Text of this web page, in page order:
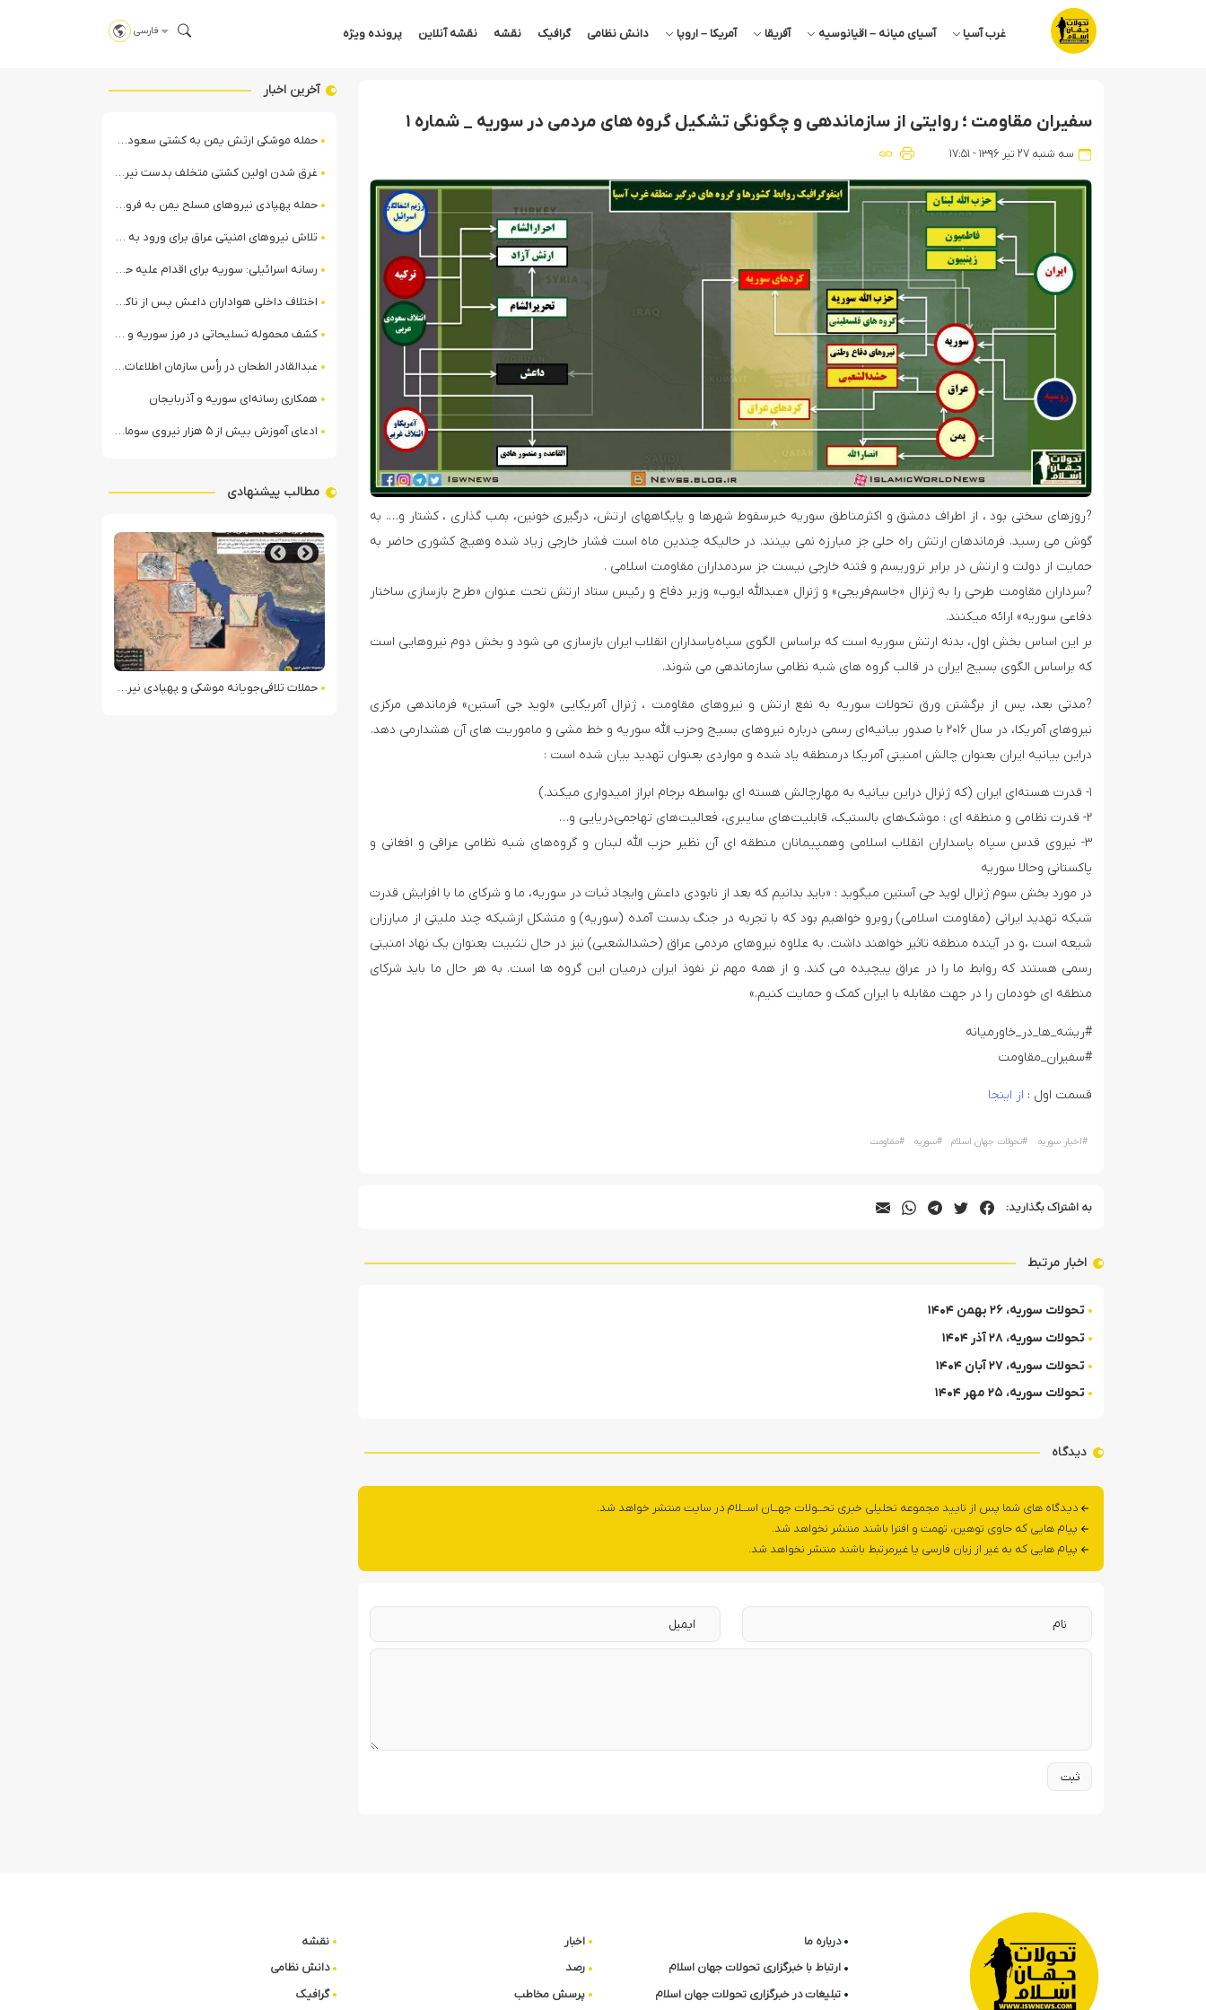
غرب آسیا آسیای میانه – اقیانوسیه آفریقا آمریکا – اروپا دانش نظامی گرافیک نقشه نقشه آنلاین پرونده ویژه فارسی
سفیران مقاومت ؛ روایتی از سازماندهی و چگونگی تشکیل گروه های مردمی در سوریه _ شماره ۱
سه شنبه ۲۷ تیر ۱۳۹۶ - ۱۷:۵۱
?روزهای سختی بود ، از اطراف دمشق و اکثرمناطق سوریه خبرسقوط شهرها و پایگاههای ارتش، درگیری خونین، بمب گذاری ، کشتار و…. به
گوش می رسید. فرماندهان ارتش راه حلی جز مبارزه نمی بینند. در حالیکه چندین ماه است فشار خارجی زیاد شده وهیچ کشوری حاضر به
حمایت از دولت و ارتش در برابر تروریسم و فتنه خارجی نیست جز سردمداران مقاومت اسلامی .
?سرداران مقاومت طرحی‌‌ را به ژنرال «جاسم‌فریجی» و ژنرال «عبد‌‌الله ایوب» وزیر د‌‌فاع و رئیس ستاد‌‌ ارتش تحت عنوان «طرح بازسازی ساختار
د‌‌فاعی سوریه» ارائه میکنند.
بر این اساس بخش اول، بدنه ارتش سوریه است که براساس الگوی سپاه‌پاسد‌‌اران انقلاب ایران بازسازی می شود‌‌ و بخش د‌‌وم نیروهایی است
که براساس الگوی بسیج ایران د‌‌ر قالب گروه های شبه نظامی سازماندهی می شوند. ‌‌
?مدتی بعد، پس از برگشتن ورق تحولات سوریه به نفع ارتش و نیروهای مقاومت ، ژنرال آمریکایی «لوید‌‌ جی آستین» فرماند‌‌هی مرکزی
نیروهای آمریکا، د‌‌ر سال ۲۰۱۶ با صد‌‌ور بیانیه‌‌ای رسمی‌ درباره نیروهای بسیج وحزب الله سوریه و خط مشی و ماموریت های آن هشد‌‌ارمی دهد.
دراین بیانیه ایران بعنوان چالش امنیتی آمریکا درمنطقه یاد شده و مواردی بعنوان تهدید بیان شده است :
۱- قدرت هسته‌‌ای‌‌ ایران (که ژنرال دراین بیانیه به مهارچالش هسته ای بواسطه برجام ابراز امیدواری میکند.)
۲- قدرت نظامی و منطقه ای : موشک‌های بالستیک، قابلیت‌های سایبری، فعالیت‌های تهاجمی‌د‌‌ریایی و…
۳- نیروی قد‌‌س سپاه پاسد‌‌اران انقلاب اسلا‌‌می وهمپیمانان منطقه ای آن نظیر حزب الله لبنان و گروه‌های شبه نظا‌‌می‌ عراقی و افغانی و
پاکستانی وحالا سوریه
در مورد بخش سوم ژنرال لوید جی آستین میگوید : «باید‌‌ بد‌‌انیم که بعد‌‌ از نابود‌‌ی د‌‌اعش و‌‌ایجاد‌‌ ثبات د‌‌ر سوریه، ما و شرکای ما با افزایش‌‌ قد‌‌رت
شبکه تهد‌‌ید ایرانی (مقاومت اسلامی) روبرو خواهیم بود‌‌ که با تجربه د‌‌ر جنگ بد‌‌ست آمد‌‌ه (سوریه) و متشکل ازشبکه چند‌‌ ملیتی از مبارزان
شیعه است ،و در آینده منطقه تاثیر خواهند داشت. به علاوه نیروهای مردمی عراق (حشدالشعبی) نیز در حال تثبیت بعنوان یک نهاد‌‌ امنیتی
رسمی‌ هستند که روابط ما را در عراق پیچیده می کند. و از همه مهم تر نفوذ ایران درمیان این گروه ها است. به هر حال ما باید شرکای
منطقه ای خودمان را در جهت مقابله با ایران کمک و حمایت کنیم.»
#ریشه_ها_در_خاورمیانه
#سفیران_مقاومت
قسمت اول : از اینجا
#اخبار سوریه #تحولات جهان اسلام #سوریه #مقاومت
به اشتراک بگذارید:
اخبار مرتبط
تحولات سوریه، ۲۶ بهمن ۱۴۰۴
تحولات سوریه، ۲۸ آذر ۱۴۰۴
تحولات سوریه، ۲۷ آبان ۱۴۰۴
تحولات سوریه، ۲۵ مهر ۱۴۰۴
دیدگاه
دیدگاه های شما پس از تایید مجموعه تحلیلی خبری تحــولات جهــان اســلام در سایت منتشر خواهد شد.
پیام هایی که حاوی توهین، تهمت و افترا باشند منتشر نخواهد شد.
پیام هایی که به غیر از زبان فارسی یا غیرمرتبط باشند منتشر نخواهد شد.
آخرین اخبار
حمله موشکی ارتش یمن به کشتی سعودی در شمال دریای سرخ
غرق شدن اولین کشتی متخلف بدست نیروی دریایی ارتش یمن
حمله پهپادی نیروهای مسلح یمن به فرودگاه نجران
تلاش نیروهای امنیتی عراق برای ورود به مقر مقاومت در حومه بغداد
رسانه اسرائیلی: سوریه برای اقدام علیه حزب‌الله در لبنان آماده می‌شود!
اختلاف داخلی هواداران داعش پس از ناکامی عملیات انغماسی داعش در رقه
کشف محموله تسلیحاتی در مرز سوریه و عراق توسط نیروهای الجولانی
عبدالقادر الطحان در رأس سازمان اطلاعات سوریه؛ گمانه‌زنی‌ها درباره اختلافات در ساختار امنیتی
همکاری رسانه‌ای سوریه و آذربایجان
ادعای آموزش بیش از ۵ هزار نیروی سومالیایی با نظارت عربستان
مطالب پیشنهادی
حملات تلافی‌جویانه موشکی و پهپادی نیروهای مسلح ایران به مواضع آمریکا در منطقه
درباره ما
ارتباط با خبرگزاری تحولات جهان اسلام
تبلیغات در خبرگزاری تحولات جهان اسلام
اخبار
رصد
پرسش مخاطب
نقشه
دانش نظامی
گرافیک